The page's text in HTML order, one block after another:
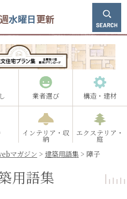
水曜日更新
業者選び 構造・建材
インテリア・収
納
エクステリア・
庭
マガジン > 建築用語集> 障子
用語集